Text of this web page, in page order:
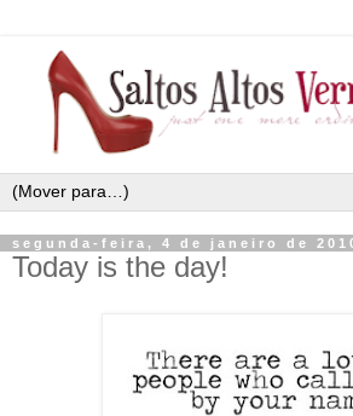
segunda-feira, 4 de janeiro de
Today is the day!